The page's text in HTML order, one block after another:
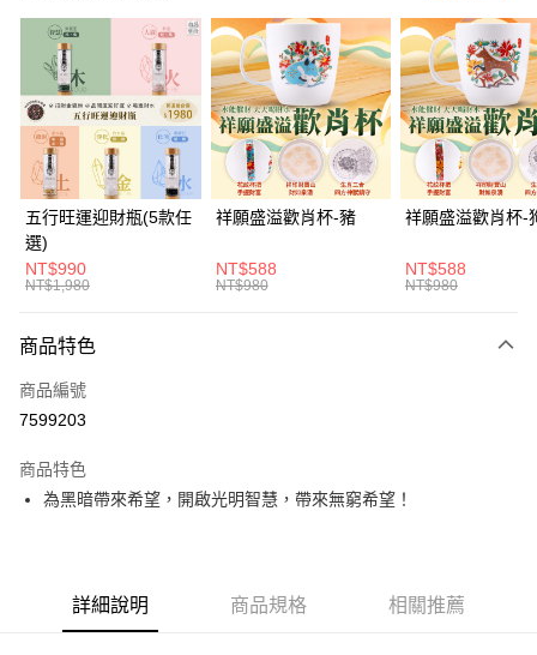
LINE Pay
Apple Pay
街口支付
悠遊付
Google Pay
全支付
大哥付你分期
【大哥付你分期使用說明】
2.付款方式選擇「大哥付你分期」，訂單成立後會自動跳轉到大哥付的交易
流程，驗證手機門號後，選擇欲分期的期數、繳款截止日，確認付款後即完
3.實際核准額度、可分期數及費用金額請依後續交易確認頁面所載為準。
4.訂單成立30分鐘內，如未前往確認交易或遇審核未通過，訂單將自動取
消。如遇「轉專審核」未通過狀況，表示未達大哥付你分期系統評分，恕無
2.透過簡訊連結打開帳單後，可選擇「超商條碼／台灣大直營門市／銀行轉
帳／街口支付／iPASS MONEY」等通路繳費。
運送方式
付款後全家取貨(訂單門檻$4000以下)
每筆NT$120，滿NT$1,500(含以上)免運費
付款後7-11取貨(訂單門檻$4000以下)
五行旺運迎財瓶(5款任
選)
NT$990
NT$1,980
祥願盛溢歡肖杯-豬
NT$588
NT$980
祥願盛溢歡肖杯-
NT$588
NT$980
商品特色
商品編號
7599203
商品特色
為黑暗帶來希望，開啟光明智慧，帶來無窮希望！
詳細說明 商品規格 相關推薦